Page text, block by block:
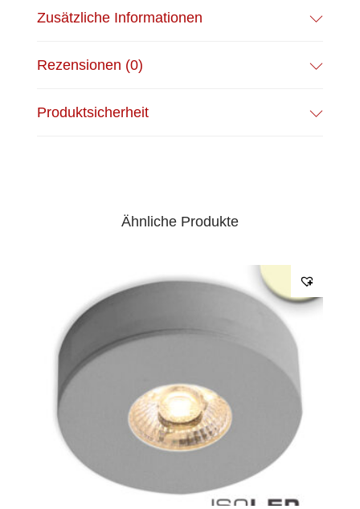
Zusätzliche Informationen
Rezensionen (0)
Produktsicherheit
Ähnliche Produkte